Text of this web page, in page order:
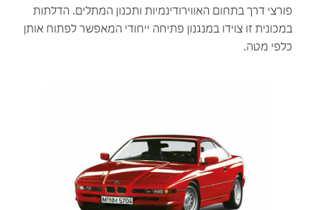
פורצי דרך בתחום האווירודינמיות ותכנון המתלים. הדלתות
במכונית זו צוידו במנגנון פתיחה ייחודי המאפשר לפתוח אותן
כלפי מטה.